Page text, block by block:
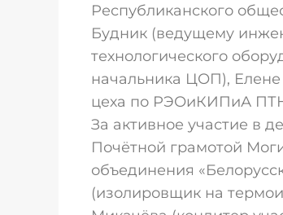
Республиканского
Будник (ведущему
технологического
начальника ЦОП),
цеха по РЭОиКИПиА
За активное участие в
Почётной грамотой
объединения
(изолировщик на